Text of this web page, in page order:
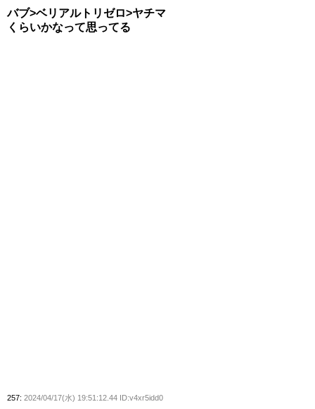
バブ>ベリアルトリゼロ>ヤチマ
くらいかなって思ってる
257: 2024/04/17(水) 19:51:12.44 ID:v4xr5idd0